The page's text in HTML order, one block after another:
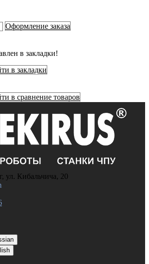
Оформление заказа
в закладки!
в закладки
в сравнение товаров
ул. Кибальчича, 20